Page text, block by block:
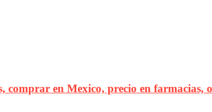
en Mexico, precio en farmacias,